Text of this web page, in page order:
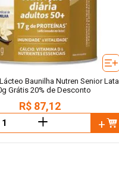
Baunilha Nutren Senior Lata
Grátis 20% de Desconto
R$ 87,12
＋